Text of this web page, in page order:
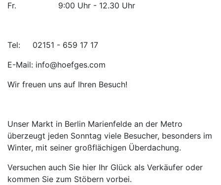
Fr. 9:00 Uhr - 12.30 Uhr
Tel: 02151 - 659 17 17
E-Mail: info@hoefges.com
Wir freuen uns auf Ihren Besuch!
Unser Markt in Berlin Marienfelde an der Metro
überzeugt jeden Sonntag viele Besucher, besonders im
Winter, mit seiner großflächigen Überdachung.
Versuchen auch Sie hier Ihr Glück als Verkäufer oder
kommen Sie zum Stöbern vorbei.